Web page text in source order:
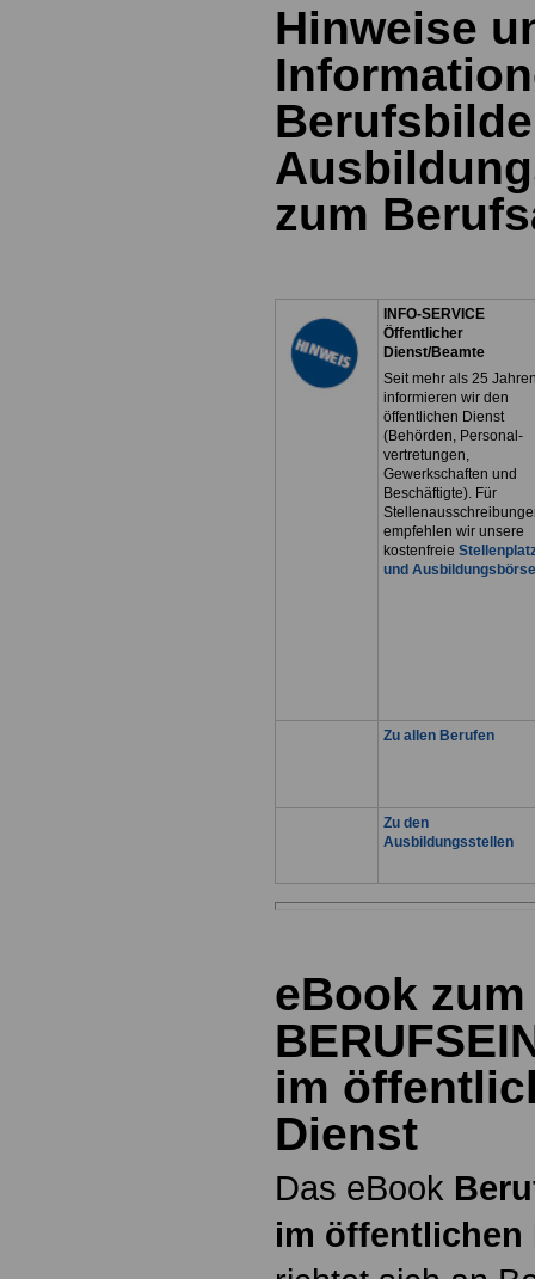
Hinweise
zum
INFO-SERVICE
Öffentlicher
Dienst/Beamte
Seit mehr als 25
informieren wir den
öffentlichen Dienst
(Behörden, Personal-
vertretungen,
Gewerkschaften und
Beschäftigte). Für
empfehlen wir unsere
kostenfreie
und Ausbildungsbörse
Zu allen Berufen
Zu den
Ausbildungsstellen
eBook zum
im
Dienst
Das eBook
im öffentlichen